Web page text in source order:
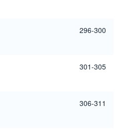
296-300
301-305
306-311